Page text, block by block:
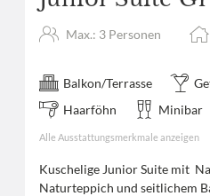
Max.: 3 Personen
Balkon/Terrasse
Haarföhn
Minibar
Alle Ausstattungsmerkmale anzeigen
Kuschelige Junior Suite mit
Naturteppich und seitlichem